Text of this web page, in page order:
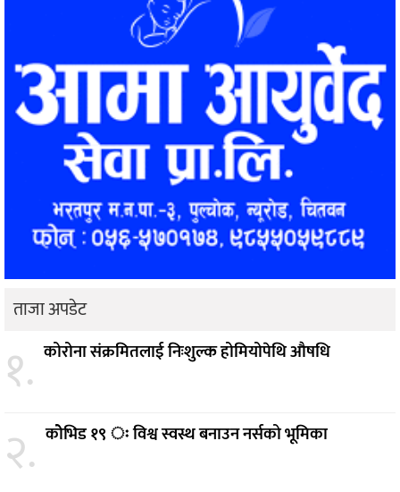
ताजा अपडेट
१. कोरोना संक्रमितलाई निःशुल्क होमियोपेथि औषधि
२. कोेभिड १९ ः विश्व स्वस्थ बनाउन नर्सको भूमिका